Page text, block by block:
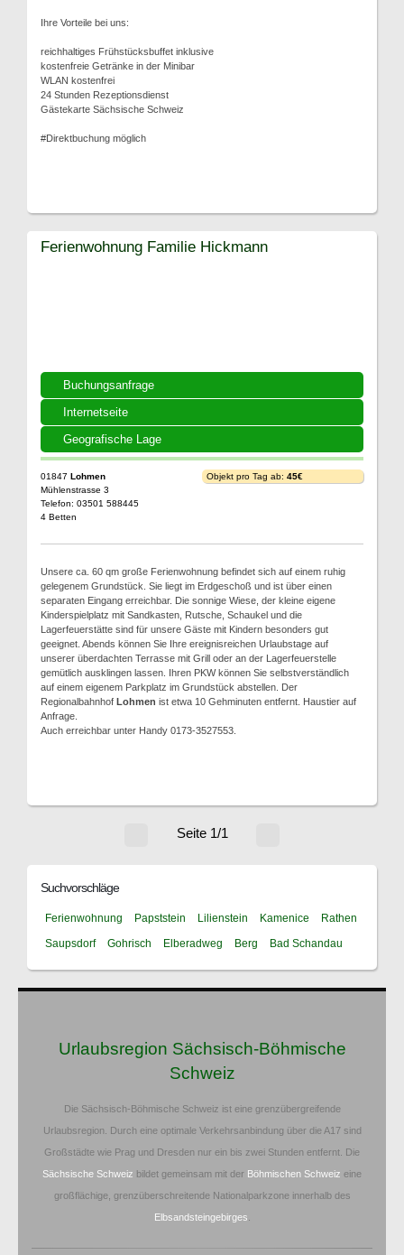
Ihre Vorteile bei uns:
reichhaltiges Frühstücksbuffet inklusive
kostenfreie Getränke in der Minibar
WLAN kostenfrei
24 Stunden Rezeptionsdienst
Gästekarte Sächsische Schweiz
#Direktbuchung möglich
Buchungsanfrage
Internetseite
Geografische Lage
Ferienwohnung Familie Hickmann
01847 Lohmen
Mühlenstrasse 3
Telefon: 03501 588445
4 Betten
Objekt pro Tag ab: 45€
Unsere ca. 60 qm große Ferienwohnung befindet sich auf einem ruhig
gelegenem Grundstück. Sie liegt im Erdgeschoß und ist über einen
separaten Eingang erreichbar. Die sonnige Wiese, der kleine eigene
Kinderspielplatz mit Sandkasten, Rutsche, Schaukel und die
Lagerfeuerstätte sind für unsere Gäste mit Kindern besonders gut
geeignet. Abends können Sie Ihre ereignisreichen Urlaubstage auf
unserer überdachten Terrasse mit Grill oder an der Lagerfeuerstelle
gemütlich ausklingen lassen. Ihren PKW können Sie selbstverständlich
auf einem eigenem Parkplatz im Grundstück abstellen. Der
Regionalbahnhof Lohmen ist etwa 10 Gehminuten entfernt. Haustier auf
Anfrage.
Auch erreichbar unter Handy 0173-3527553.
Seite 1/1
Suchvorschläge
Ferienwohnung Papststein Lilienstein Kamenice
Rathen
Saupsdorf
Gohrisch Elberadweg Berg Bad Schandau
Urlaubsregion Sächsisch-Böhmische
Schweiz
Die Sächsisch-Böhmische Schweiz ist eine grenzübergreifende
Urlaubsregion. Durch eine optimale Verkehrsanbindung über die A17 sind
Großstädte wie Prag und Dresden nur ein bis zwei Stunden entfernt. Die
Sächsische Schweiz bildet gemeinsam mit der Böhmischen Schweiz eine
großflächige, grenzüberschreitende Nationalparkzone innerhalb des
Elbsandsteingebirges